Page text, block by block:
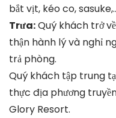
bắt vịt, kéo co,
Trưa:Quý khách trở
thận hành lý và nghỉ
trả phòng.
Quý khách tập trung
thực địa phương
Glory Resort.